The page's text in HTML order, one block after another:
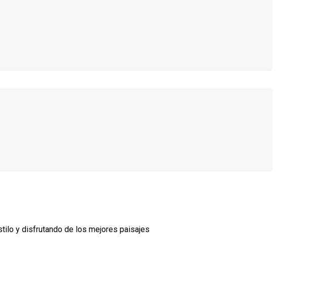
y disfrutando de los mejores paisajes